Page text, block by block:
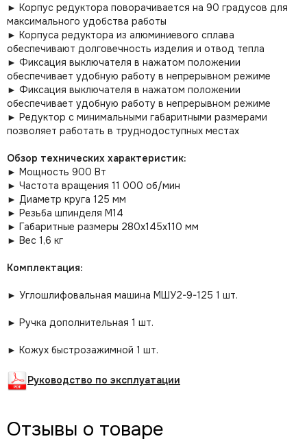
► Корпус редуктора поворачивается на 90 градусов для
максимального удобства работы
► Корпуса редуктора из алюминиевого сплава
обеспечивают долговечность изделия и отвод тепла
► Фиксация выключателя в нажатом положении
обеспечивает удобную работу в непрерывном режиме
► Фиксация выключателя в нажатом положении
обеспечивает удобную работу в непрерывном режиме
► Редуктор с минимальными габаритными размерами
позволяет работать в труднодоступных местах
Обзор технических характеристик:
► Мощность 900 Вт
► Частота вращения 11 000 об/мин
► Диаметр круга 125 мм
► Резьба шпинделя М14
► Габаритные размеры 280х145х110 мм
► Вес 1,6 кг
Комплектация:
► Углошлифовальная машина МШУ2-9-125 1 шт.
► Ручка дополнительная 1 шт.
► Кожух быстрозажимной 1 шт.
Руководство по эксплуатации
Отзывы о товаре